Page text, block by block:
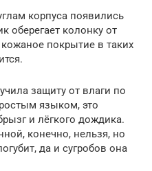
корпуса появились
оберегает колонку от
покрытие в таких
защиту от влаги по
языком, это
и лёгкого дождика.
конечно, нельзя, но
да и сугробов она